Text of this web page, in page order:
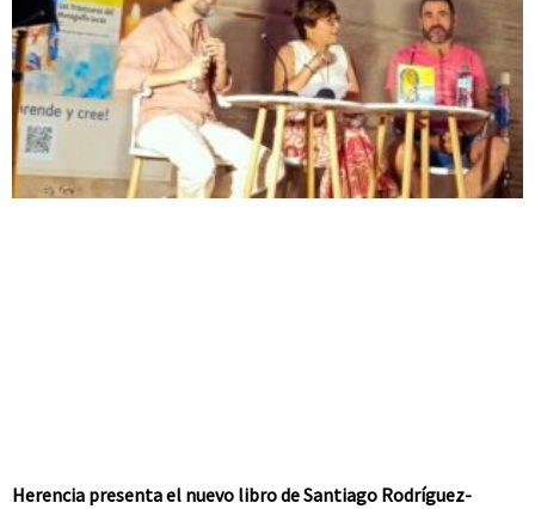
Herencia presenta el nuevo libro de Santiago Rodríguez-